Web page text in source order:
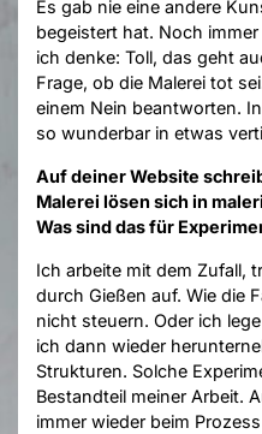
Es gab nie eine andere
begeistert hat. Noch
ich denke: Toll, das geht
Frage, ob die Malerei tot
einem Nein beantworten.
so wunderbar in etwas
Auf deiner Website
Malerei lösen sich in
Was sind das für
Ich arbeite mit dem Zufall,
durch Gießen auf. Wie die
nicht steuern. Oder ich
ich dann wieder
Strukturen. Solche
Bestandteil meiner Arbeit.
immer wieder beim